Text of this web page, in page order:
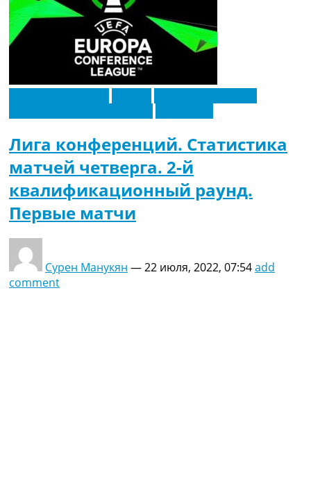
Лига конференций. Статистика
матчей четверга. 2-й
квалификационный раунд.
Первые матчи
Сурен Манукян —22 июля, 2022, 07:54add
comment